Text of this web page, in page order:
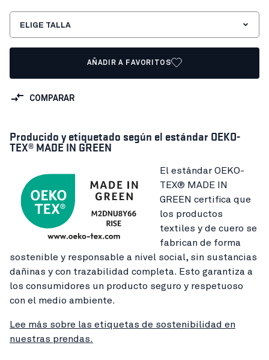
ELIGE TALLA
AÑADIR A FAVORITOS
COMPARAR
Producido y etiquetado según el estándar OEKO-
TEX® MADE IN GREEN
El estándar OEKO-
TEX® MADE IN
GREEN certifica que
los productos
textiles y de cuero se
fabrican de forma
sostenible y responsable a nivel social, sin sustancias
dañinas y con trazabilidad completa. Esto garantiza a
los consumidores un producto seguro y respetuoso
con el medio ambiente.
Lee más sobre las etiquetas de sostenibilidad en
nuestras prendas.